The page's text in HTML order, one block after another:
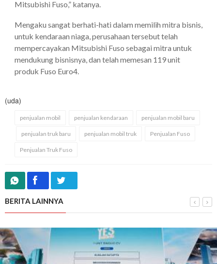
Mitsubishi Fuso,” katanya.
Mengaku sangat berhati-hati dalam memilih mitra bisnis,
untuk kendaraan niaga, perusahaan tersebut telah
mempercayakan Mitsubishi Fuso sebagai mitra untuk
mendukung bisnisnya, dan telah memesan 119 unit
produk Fuso Euro4.
(uda)
penjualan mobil penjualan kendaraan penjualan mobil baru
penjualan truk baru penjualan mobil truk Penjualan Fuso
Penjualan Truk Fuso
BERITA LAINNYA